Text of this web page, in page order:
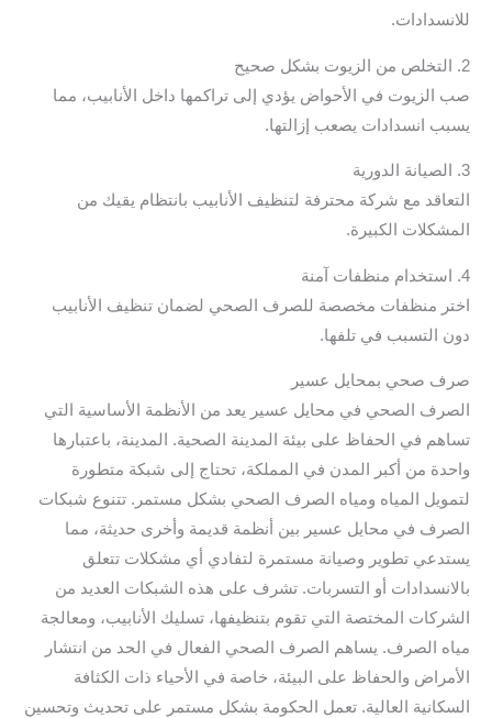
للانسدادات.
2. التخلص من الزيوت بشكل صحيح
صب الزيوت في الأحواض يؤدي إلى تراكمها داخل الأنابيب، مما
يسبب انسدادات يصعب إزالتها.
3. الصيانة الدورية
التعاقد مع شركة محترفة لتنظيف الأنابيب بانتظام يقيك من
المشكلات الكبيرة.
4. استخدام منظفات آمنة
اختر منظفات مخصصة للصرف الصحي لضمان تنظيف الأنابيب
دون التسبب في تلفها.
صرف صحي بمحايل عسير
الصرف الصحي في محايل عسير يعد من الأنظمة الأساسية التي
تساهم في الحفاظ على بيئة المدينة الصحية. المدينة، باعتبارها
واحدة من أكبر المدن في المملكة، تحتاج إلى شبكة متطورة
لتمويل المياه ومياه الصرف الصحي بشكل مستمر. تتنوع شبكات
الصرف في محايل عسير بين أنظمة قديمة وأخرى حديثة، مما
يستدعي تطوير وصيانة مستمرة لتفادي أي مشكلات تتعلق
بالانسدادات أو التسربات. تشرف على هذه الشبكات العديد من
الشركات المختصة التي تقوم بتنظيفها، تسليك الأنابيب، ومعالجة
مياه الصرف. يساهم الصرف الصحي الفعال في الحد من انتشار
الأمراض والحفاظ على البيئة، خاصة في الأحياء ذات الكثافة
السكانية العالية. تعمل الحكومة بشكل مستمر على تحديث وتحسين